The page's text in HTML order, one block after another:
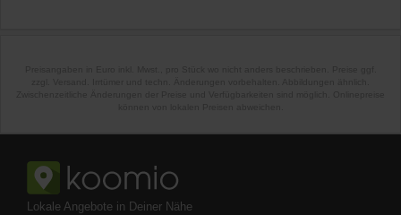
Lokale Angebote in Deiner Nähe